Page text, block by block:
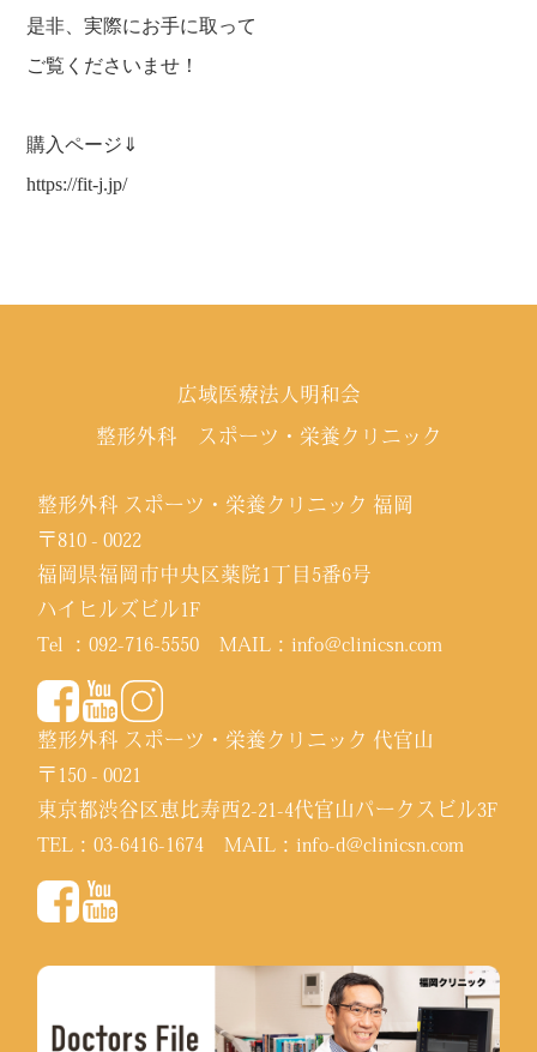
是非、実際にお手に取って
ご覧くださいませ！
購入ページ⇓
https://fit-j.jp/
広域医療法人明和会
整形外科 スポーツ・栄養クリニック
整形外科 スポーツ・栄養クリニック 福岡
〒810 - 0022
福岡県福岡市中央区薬院1丁目5番6号
ハイヒルズビル1F
Tel ：092-716-5550 MAIL：info@clinicsn.com
整形外科 スポーツ・栄養クリニック 代官山
〒150 - 0021
東京都渋谷区恵比寿西2-21-4代官山パークスビル3F
TEL：03-6416-1674 MAIL：info-d@clinicsn.com